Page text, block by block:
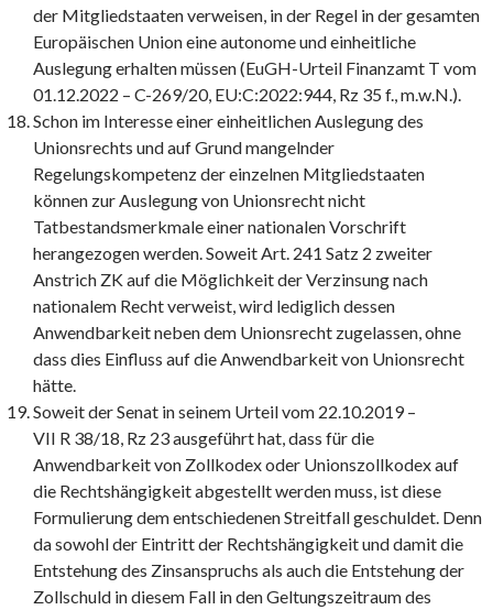
der Mitgliedstaaten verweisen, in der Regel in der gesamten
Europäischen Union eine autonome und einheitliche
Auslegung erhalten müssen (EuGH-Urteil Finanzamt T vom
01.12.2022 – C-269/20, EU:C:2022:944, Rz 35 f., m.w.N.).
Schon im Interesse einer einheitlichen Auslegung des
Unionsrechts und auf Grund mangelnder
Regelungskompetenz der einzelnen Mitgliedstaaten
können zur Auslegung von Unionsrecht nicht
Tatbestandsmerkmale einer nationalen Vorschrift
herangezogen werden. Soweit Art. 241 Satz 2 zweiter
Anstrich ZK auf die Möglichkeit der Verzinsung nach
nationalem Recht verweist, wird lediglich dessen
Anwendbarkeit neben dem Unionsrecht zugelassen, ohne
dass dies Einfluss auf die Anwendbarkeit von Unionsrecht
hätte.
Soweit der Senat in seinem Urteil vom 22.10.2019 –
VII R 38/18, Rz 23 ausgeführt hat, dass für die
Anwendbarkeit von Zollkodex oder Unionszollkodex auf
die Rechtshängigkeit abgestellt werden muss, ist diese
Formulierung dem entschiedenen Streitfall geschuldet. Denn
da sowohl der Eintritt der Rechtshängigkeit und damit die
Entstehung des Zinsanspruchs als auch die Entstehung der
Zollschuld in diesem Fall in den Geltungszeitraum des